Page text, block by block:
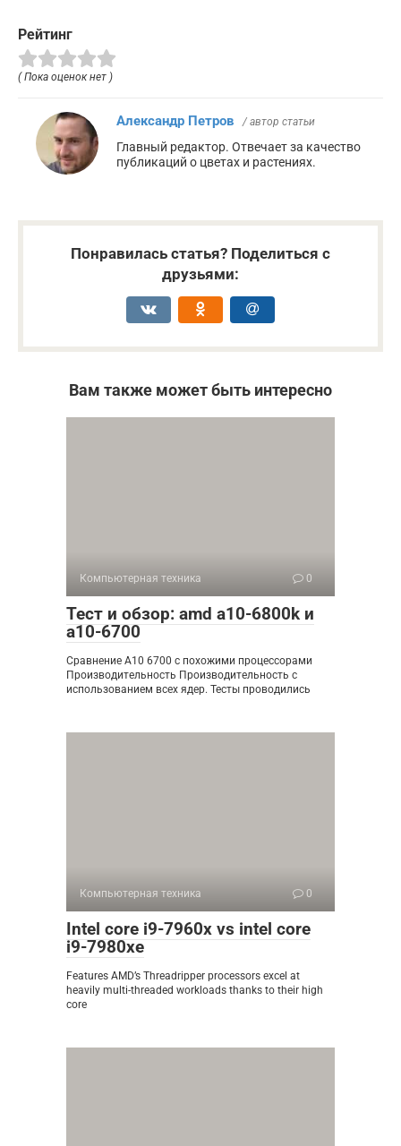
Рейтинг
( Пока оценок нет )
Александр Петров / автор статьи
Главный редактор. Отвечает за качество
публикаций о цветах и растениях.
Понравилась статья? Поделиться с
друзьями:
Вам также может быть интересно
Компьютерная техника 0
Тест и обзор: amd a10-6800k и
a10-6700
Сравнение A10 6700 с похожими процессорами
Производительность Производительность с
использованием всех ядер. Тесты проводились
Компьютерная техника 0
Intel core i9-7960x vs intel core
i9-7980xe
Features AMD’s Threadripper processors excel at
heavily multi-threaded workloads thanks to their high
core